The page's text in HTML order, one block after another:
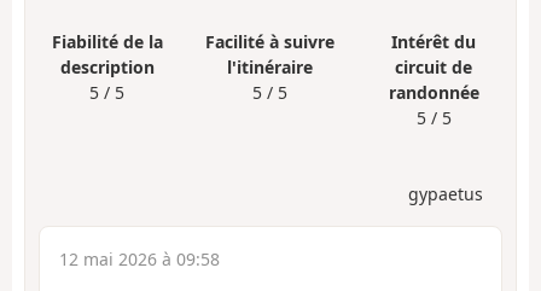
Fiabilité de la
description
5 / 5
Facilité à suivre
l'itinéraire
5 / 5
Intérêt du
circuit de
randonnée
5 / 5
gypaetus
12 mai 2026 à 09:58